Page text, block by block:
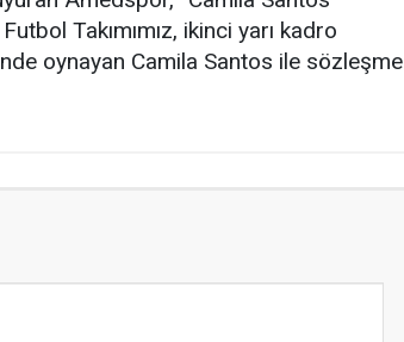
Takımımız, ikinci yarı kadro
oynayan Camila Santos ile sözleşme